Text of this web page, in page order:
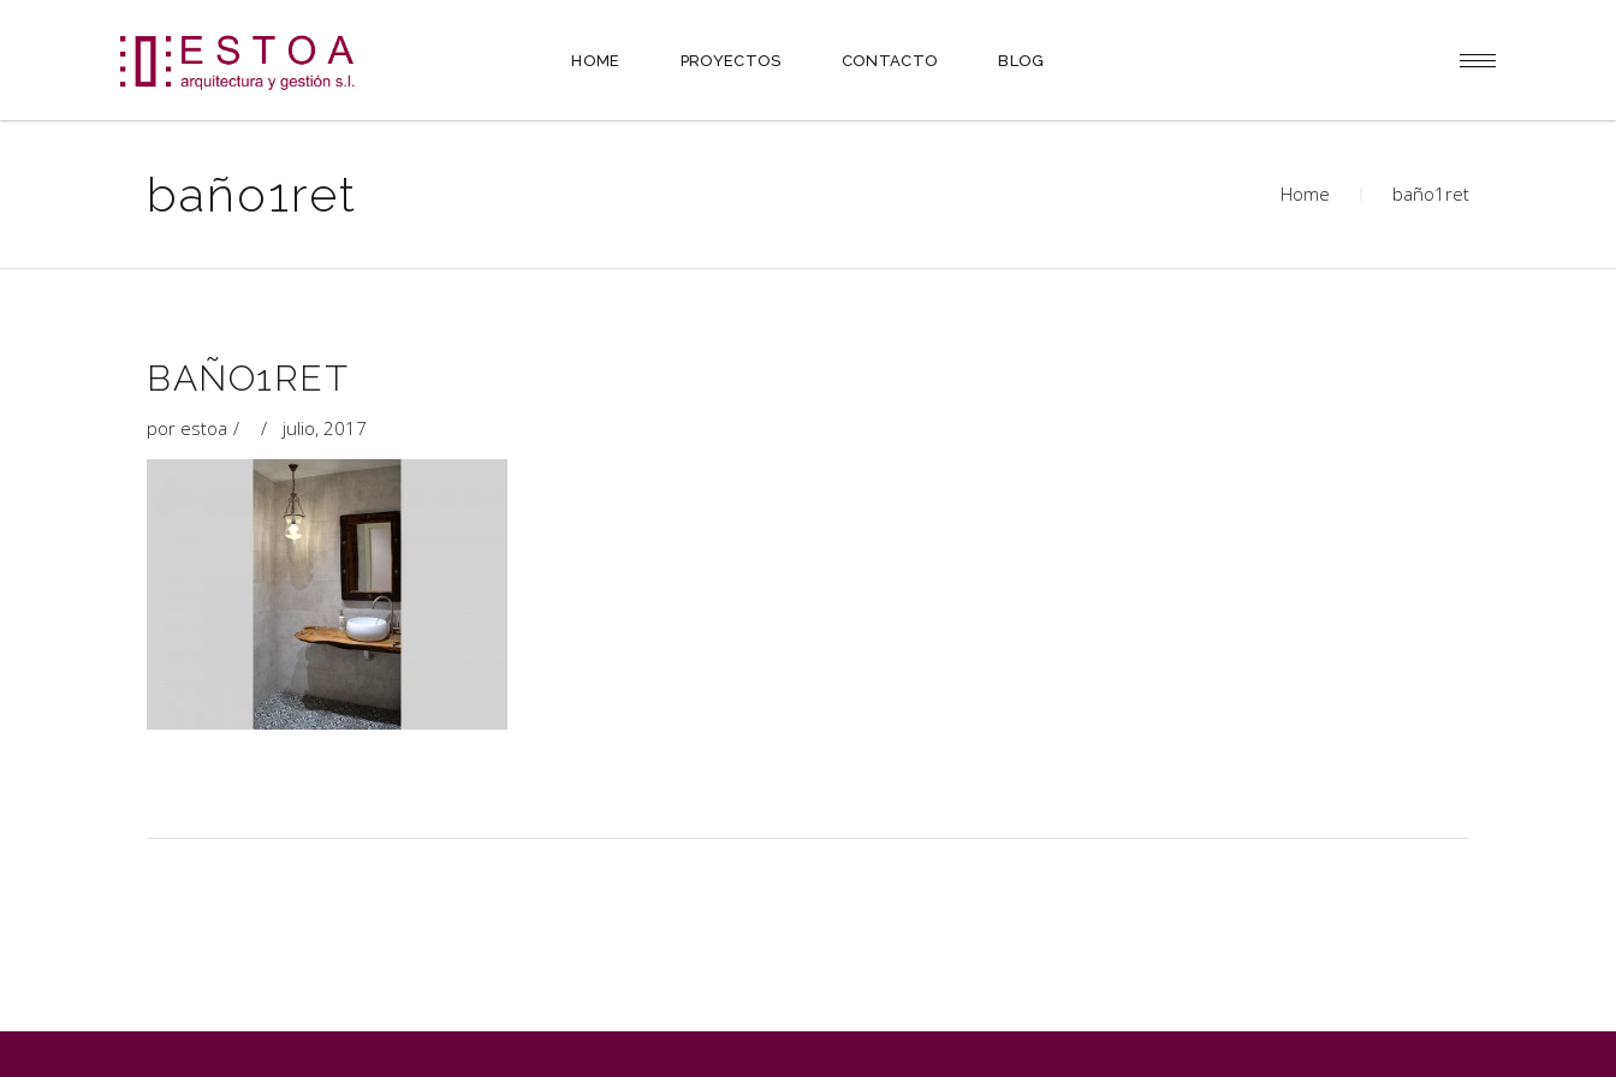
HOME PROYECTOS CONTACTO BLOG
baño1ret Home baño1ret
BAÑO1RET
por estoa julio, 2017